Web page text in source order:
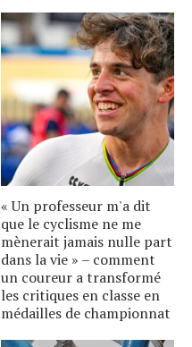
« Un professeur m'a dit
que le cyclisme ne me
mènerait jamais nulle part
dans la vie » – comment
un coureur a transformé
les critiques en classe en
médailles de championnat